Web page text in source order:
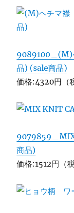
9089100＿(M)
品) (sale商品)
価格:4320円（
9079859＿
商品)
価格:1512円（